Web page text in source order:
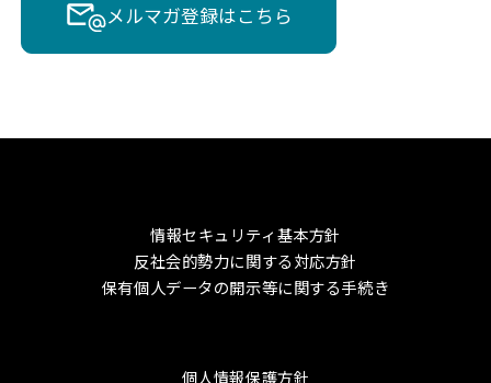
メルマガ登録はこちら
情報セキュリティ基本方針
反社会的勢力に関する対応方針
保有個人データの開示等に関する手続き
個人情報保護方針